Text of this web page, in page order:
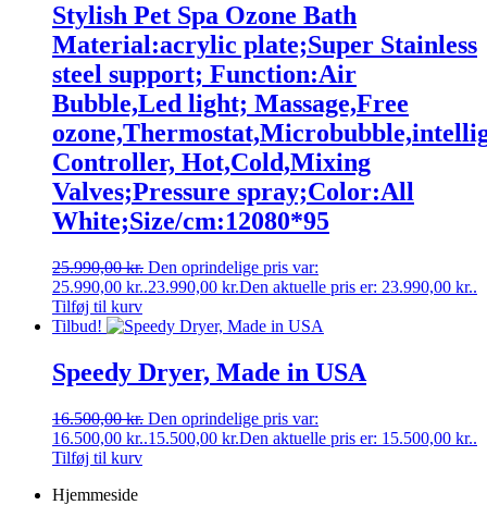
Stylish Pet Spa Ozone Bath
Material:acrylic plate;Super Stainless
steel support; Function:Air
Bubble,Led light; Massage,Free
Controller, Hot,Cold,Mixing
Valves;Pressure spray;Color:All
White;Size/cm:12080*95
25.990,00kr. Den oprindelige pris var:
25.990,00 kr..23.990,00 kr.Den aktuelle pris er: 23.990,00 kr..
Tilføj til kurv
Tilbud!
Speedy Dryer, Made in USA
16.500,00kr. Den oprindelige pris var:
16.500,00 kr..15.500,00 kr.Den aktuelle pris er: 15.500,00 kr..
Tilføj til kurv
Hjemmeside